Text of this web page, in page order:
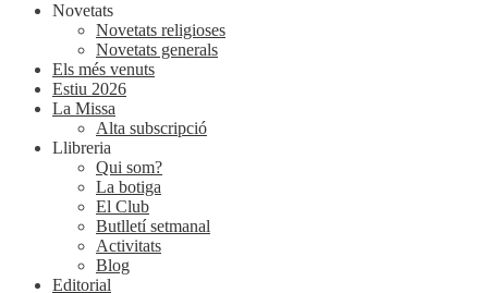
Novetats
Novetats religioses
Novetats generals
Els més venuts
Estiu 2026
La Missa
Alta subscripció
Llibreria
Qui som?
La botiga
El Club
Butlletí setmanal
Activitats
Blog
Editorial